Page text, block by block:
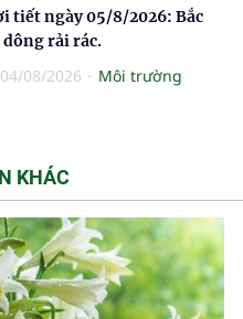
tiết ngày 05/8/2026: Bắc
dông rải rác.
04/08/2026
Môi trường
KHÁC